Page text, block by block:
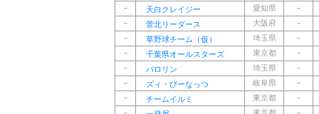
－
天白クレイジー 愛知県
－
－
菅北リーダース 大阪府
－
－
草野球チーム（仮） 埼玉県
－
－
千葉県オールスターズ 東京都
－
－
パロリン 埼玉県
－
－
ズィ・ぴーなっつ 岐阜県
－
－
チームイルミ 東京都
－